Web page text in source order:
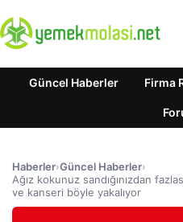
Güncel Haberler Firma
Haberler›Güncel Haberler›
Ağız kokunuz sandığınızdan
ve kanseri böyle yakalıyor